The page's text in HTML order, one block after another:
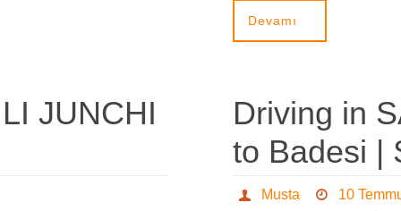
Devamı
JUNCHI
Driving in
to Badesi |
Musta
10